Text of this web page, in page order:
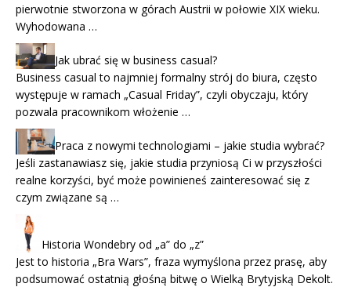
pierwotnie stworzona w górach Austrii w połowie XIX wieku.
Wyhodowana …
Jak ubrać się w business casual?
Business casual to najmniej formalny strój do biura, często
występuje w ramach „Casual Friday”, czyli obyczaju, który
pozwala pracownikom włożenie …
Praca z nowymi technologiami – jakie studia wybrać?
Jeśli zastanawiasz się, jakie studia przyniosą Ci w przyszłości
realne korzyści, być może powinieneś zainteresować się z
czym związane są …
Historia Wondebry od „a” do „z”
Jest to historia „Bra Wars”, fraza wymyślona przez prasę, aby
podsumować ostatnią głośną bitwę o Wielką Brytyjską Dekolt.